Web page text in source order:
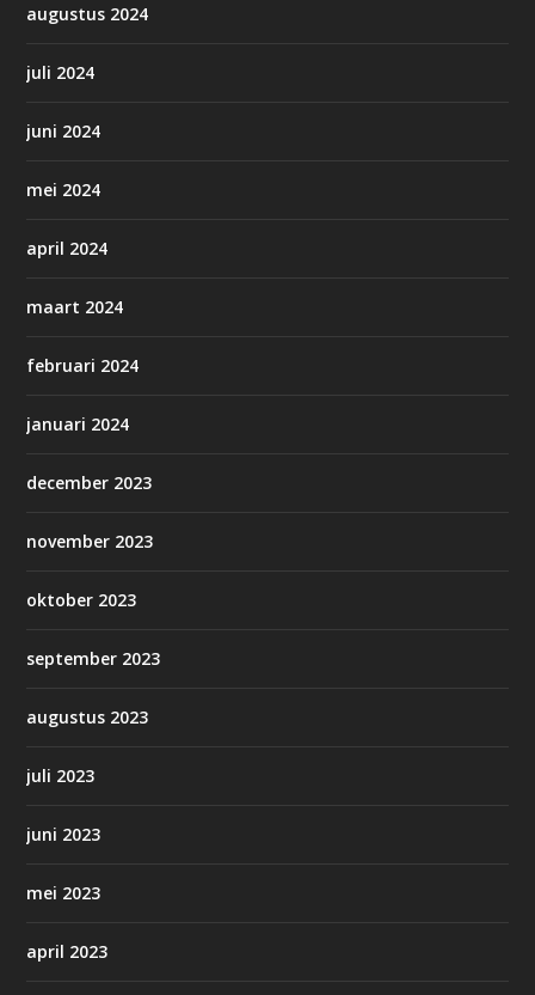
augustus 2024
juli 2024
juni 2024
mei 2024
april 2024
maart 2024
februari 2024
januari 2024
december 2023
november 2023
oktober 2023
september 2023
augustus 2023
juli 2023
juni 2023
mei 2023
april 2023